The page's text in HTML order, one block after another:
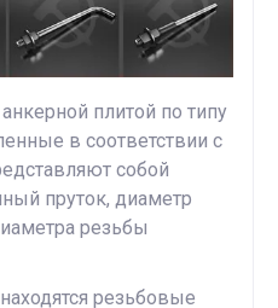
плитой по типу
в соответствии с
собой
пруток, диаметр
резьбы
резьбовые